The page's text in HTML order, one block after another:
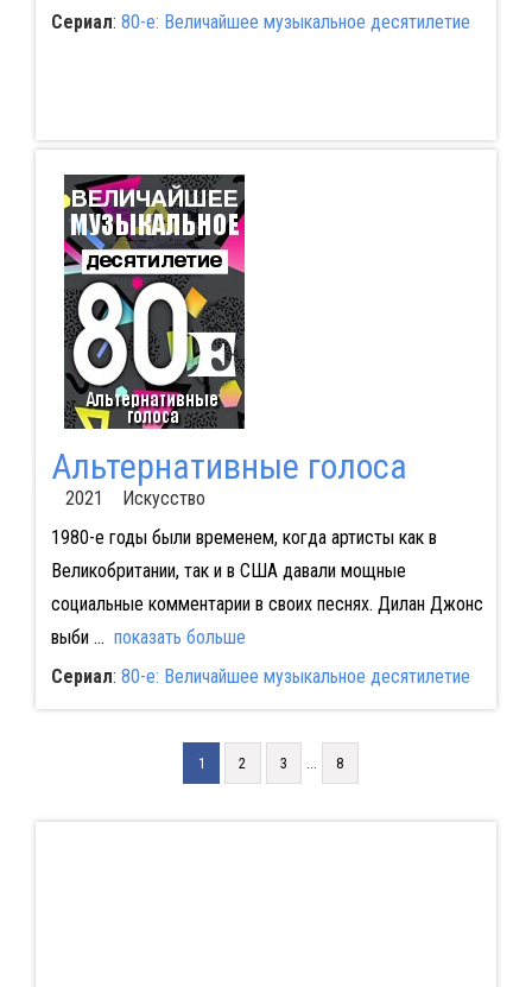
Сериал: 80-е: Величайшее музыкальное десятилетие
Альтернативные голоса
2021 Искусство
1980-е годы были временем, когда артисты как в
Великобритании, так и в США давали мощные
социальные комментарии в своих песнях. Дилан Джонс
выби... показать больше
Сериал: 80-е: Величайшее музыкальное десятилетие
1 2 3 ... 8